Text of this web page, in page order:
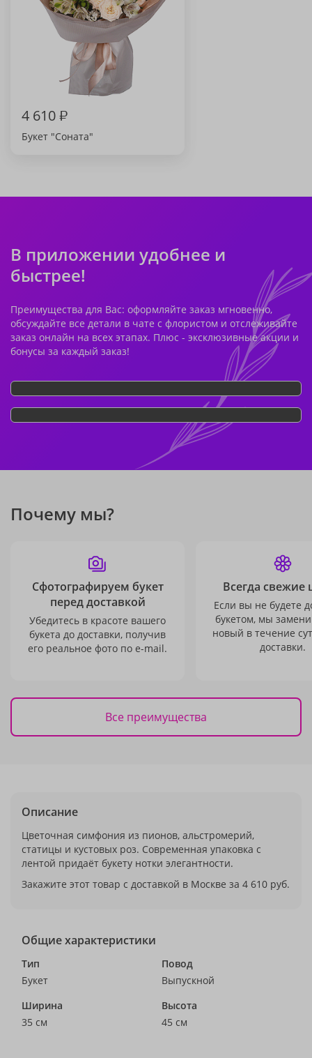
4 610₽
Букет "Соната"
В приложении удобнее и
быстрее!
Преимущества для Вас: оформляйте заказ мгновенно,
обсуждайте все детали в чате с флористом и отслеживайте
заказ онлайн на всех этапах. Плюс - эксклюзивные акции и
бонусы за каждый заказ!
Почему мы?
Сфотографируем букет
перед доставкой
Убедитесь в красоте вашего
букета до доставки, получив
его реальное фото по e-mail.
Всегда свежие
Если вы не будете
букетом, мы
новый в течение
доставки.
Все преимущества
Описание
Цветочная симфония из пионов, альстромерий,
статицы и кустовых роз. Современная упаковка с
лентой придаёт букету нотки элегантности.
Закажите этот товар с доставкой в Москве за 4 610 руб.
Общие характеристики
Тип
Букет
Повод
Выпускной
Ширина
35 см
Высота
45 см